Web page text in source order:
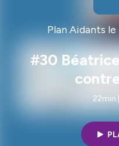
Plan Aidants
#30
22min